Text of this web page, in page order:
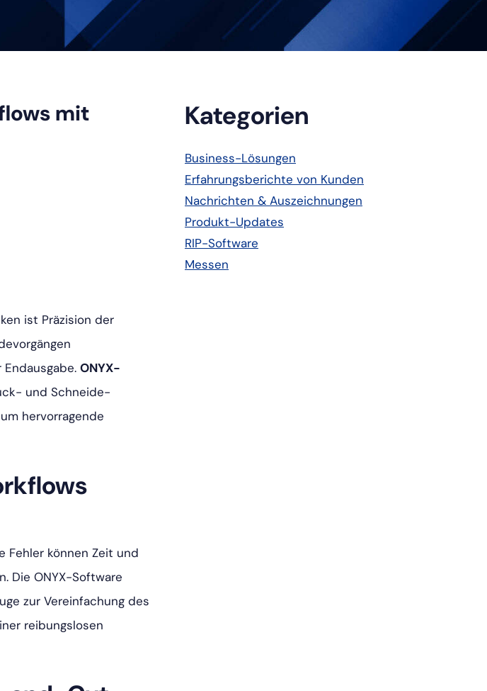
mit
ist Präzision der
ONYX-
und Schneide-
hervorragende
Fehler können Zeit und
Die ONYX-Software
zur Vereinfachung des
reibungslosen
Primäre
Seitenleiste
Kategorien
Business-Lösungen
Erfahrungsberichte von Kunden
Nachrichten & Auszeichnungen
Produkt-Updates
RIP-Software
Messen